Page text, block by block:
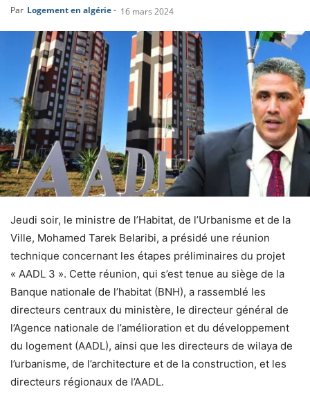
Par Logement en algérie- 16 mars 2024
Jeudi soir, le ministre de l’Habitat, de l’Urbanisme et de la
Ville, Mohamed Tarek Belaribi, a présidé une réunion
technique concernant les étapes préliminaires du projet
« AADL 3 ». Cette réunion, qui s’est tenue au siège de la
Banque nationale de l’habitat (BNH), a rassemblé les
directeurs centraux du ministère, le directeur général de
l’Agence nationale de l’amélioration et du développement
du logement (AADL), ainsi que les directeurs de wilaya de
l’urbanisme, de l’architecture et de la construction, et les
directeurs régionaux de l’AADL.